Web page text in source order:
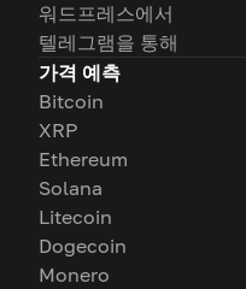
워드프레스에서
텔레그램을 통해
가격 예측
Bitcoin
XRP
Ethereum
Solana
Litecoin
Dogecoin
Monero